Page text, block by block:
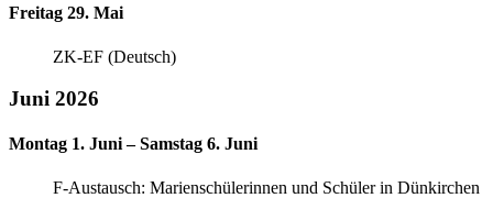
Freitag 29. Mai
ZK-EF (Deutsch)
Juni 2026
Montag 1. Juni – Samstag 6. Juni
F-Austausch: Marienschülerinnen und Schüler in Dünkirchen